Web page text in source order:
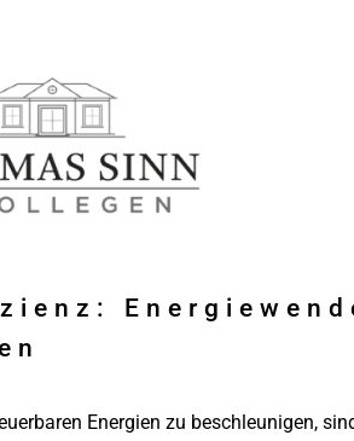
Energien zu beschleunigen,